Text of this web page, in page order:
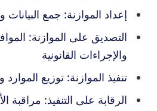
إعداد الموازنة: جمع البيانات
التصديق على الموازنة:
والإجراءات القانونية
تنفيذ الموازنة: توزيع
الرقابة على التنفيذ: مراقبة